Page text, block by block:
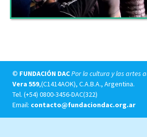
© FUNDACIÓN DACPor la cultura y las artes
Vera 559,(C1414AOK), C.A.B.A., Argentina.
Tel. (+54) 0800-3456-DAC(322)
Email: contacto@fundaciondac.org.ar